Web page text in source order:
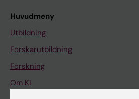
Huvudmeny
Utbildning
Forskarutbildning
Forskning
Om KI